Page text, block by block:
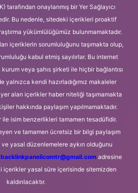
tarafından onaylanmış bir Yer Sağlayıcı
Bu nedenle, sitedeki içerikleri proaktif
yükümlülüğümüz bulunmamaktadır.
içeriklerin sorumluluğunu taşımakta olup,
kabul etmiş sayılırlar. Bu internet
veya şahıs şirketi ile hiçbir bağlantısı
yalnızca kendi hazırladığımız makaleler
yer alan içerikler haber niteliği taşımamakta
hakkında paylaşım yapılmamaktadır.
isim benzerlikleri tamamen tesadüfidir.
ve tamamen ücretsiz bir bilgi paylaşım
yasal düzenlemelere aykırı olduğunu
backlinkpanelicomtr@gmail.comadresine
içerikler yasal süre içerisinde sitemizden
kaldırılacaktır.